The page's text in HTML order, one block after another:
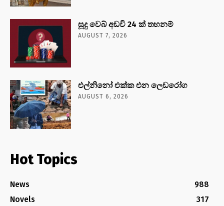
සූදු වෙබ් අඩවි 24 ක් තහනම්
AUGUST 7, 2026
එල්නිනෝ එක්ක එන ලෙඩරෝග
AUGUST 6, 2026
Hot Topics
News
988
Novels
317